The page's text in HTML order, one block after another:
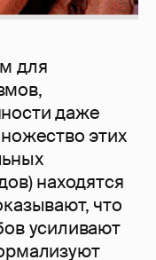
для
даже
этих
находятся
что
усиливают